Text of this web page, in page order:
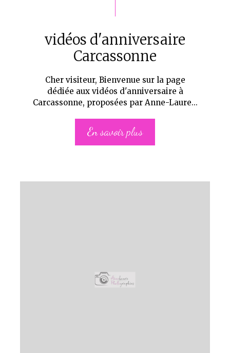
vidéos d'anniversaire
Carcassonne
Cher visiteur, Bienvenue sur la page
dédiée aux vidéos d'anniversaire à
Carcassonne, proposées par Anne-Laure...
En savoir plus